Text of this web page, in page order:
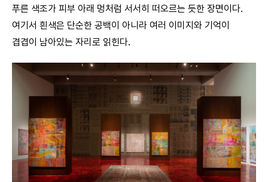
푸른 색조가 피부 아래 멍처럼 서서히 떠오르는 듯한 장면이다.
여기서 흰색은 단순한 공백이 아니라 여러 이미지와 기억이
겹겹이 남아있는 자리로 읽힌다.